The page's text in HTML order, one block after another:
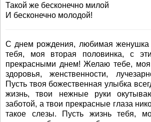
Такой же бесконечно милой
И бесконечно молодой!
С днем рождения, любимая
тебя, моя вторая половинка, с
прекрасными днем! Желаю тебе, моя
здоровья, женственности,
Пусть твоя божественная улыбка
жизнь, твои нежные руки
заботой, а твои прекрасные глаза
такое слезы. Пусть жизнь тебя,